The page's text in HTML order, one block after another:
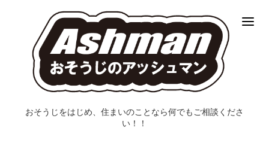
おそうじをはじめ、住まいのことなら何でもご相談くださ
い！！